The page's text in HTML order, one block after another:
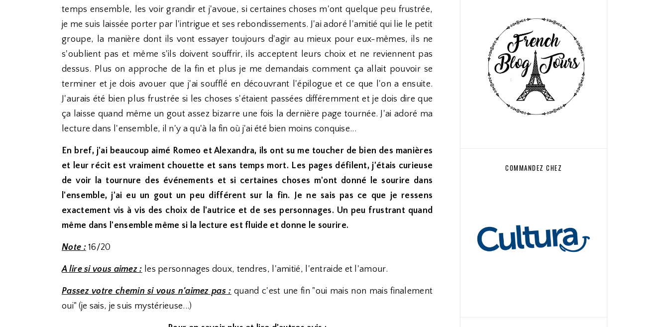
temps ensemble, les voir grandir et j'avoue, si certaines choses m'ont quelque peu frustrée,
je me suis laissée porter par l'intrigue et ses rebondissements. J'ai adoré l'amitié qui lie le petit
groupe, la manière dont ils vont essayer toujours d'agir au mieux pour eux-mêmes, ils ne
s'oublient pas et même s'ils doivent souffrir, ils acceptent leurs choix et ne reviennent pas
dessus. Plus on approche de la fin et plus je me demandais comment ça allait pouvoir se
terminer et je dois avouer que j'ai soufflé en découvrant l'épilogue et ce que l'on a ensuite.
J'aurais été bien plus frustrée si les choses s'étaient passées différemment et je dois dire que
ça laisse quand même un gout assez bizarre une fois la dernière page tournée. J'ai adoré ma
lecture dans l'ensemble, il n'y a qu'à la fin où j'ai été bien moins conquise...
En bref, j'ai beaucoup aimé Romeo et Alexandra, ils ont su me toucher de bien des manières
et leur récit est vraiment chouette et sans temps mort. Les pages défilent, j'étais curieuse
de voir la tournure des événements et si certaines choses m'ont donné le sourire dans
l'ensemble, j'ai eu un gout un peu différent sur la fin. Je ne sais pas ce que je ressens
exactement vis à vis des choix de l'autrice et de ses personnages. Un peu frustrant quand
même dans l'ensemble même si la lecture est fluide et donne le sourire.
Note :16/20
A lire si vous aimez : les personnages doux, tendres, l'amitié, l'entraide et l'amour.
Passez votre chemin si vous n'aimez pas : quand c'est une fin "oui mais non mais finalement
oui" (je sais, je suis mystérieuse...)
COMMANDEZ CHEZ